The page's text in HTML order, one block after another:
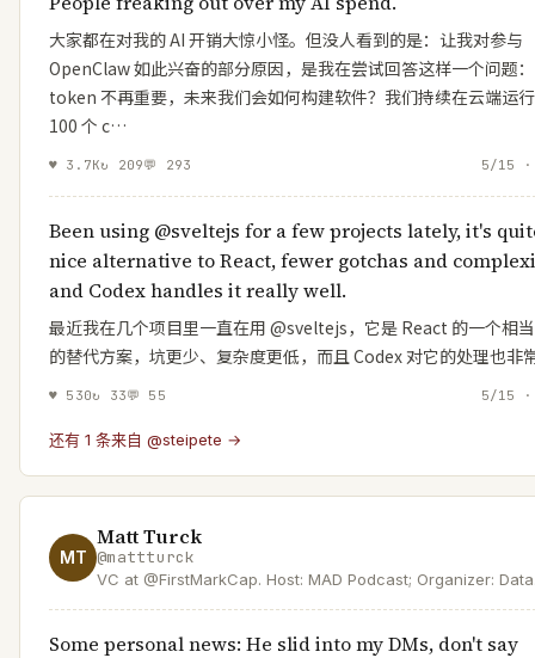
大家都在对我的 AI 开销大惊小怪。但没人看到的是：让我对参与
OpenClaw 如此兴奋的部分原因，是我在尝试回答这样一个问题
token 不再重要，未来我们会如何构建软件？我们持续在云端运
100 个 c…
♥ 3.7K↻ 209💬 293 5/15
Been using @sveltejs for a few projects lately, it's
nice alternative to React, fewer gotchas and
and Codex handles it really well.
最近我在几个项目里一直在用 @sveltejs，它是 React 的一个相
的替代方案，坑更少、复杂度更低，而且 Codex 对它的处理也非
♥ 530↻ 33💬 55 5/15
还有 1 条来自 @steipete →
MT
Matt Turck
@mattturck
VC at @FirstMarkCap. Host: MAD Podcast; Organizer: Data
Some personal news: He slid into my DMs, don't say